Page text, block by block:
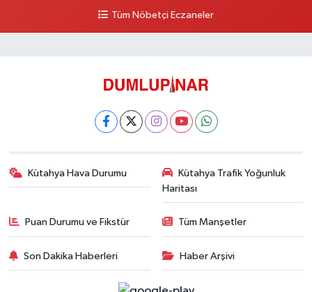
Tüm Nöbetçi Eczaneler
Kütahya Hava Durumu
Kütahya Trafik Yoğunluk
Haritası
Puan Durumu ve Fikstür Tüm Manşetler
Son Dakika Haberleri Haber Arşivi